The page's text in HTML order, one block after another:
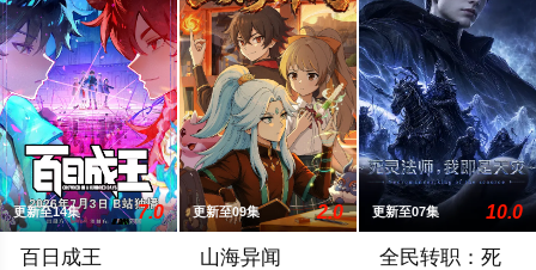
更新至14集 7.0
百日成王
更新至09集 2.0
山海异闻
更新至07集 10.0
全民转职：死